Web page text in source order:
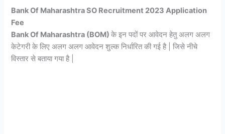
Bank Of Maharashtra SO Recruitment 2023 Application
Fee
Bank Of Maharashtra (BOM)के इन पदों पर आवेदन हेतु अलग अलग
केटेगरी के लिए अलग अलग आवेदन शुल्क निर्धारित की गई है | जिसे नीचे
विस्तार से बताया गया है |